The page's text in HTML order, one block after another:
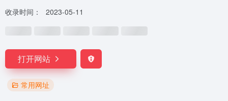
收录时间： 2023-05-11
打开网站
常用网址